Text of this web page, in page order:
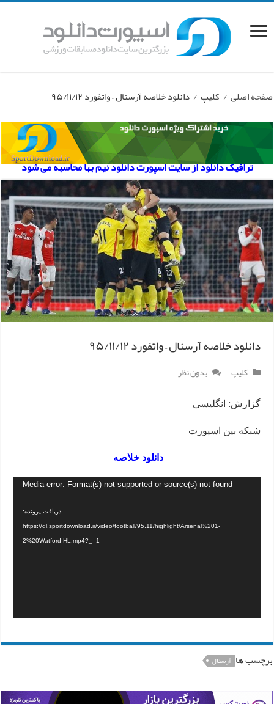
صفحه اصلی / کلیپ / دانلود خلاصه آرسنال – واتفورد ۹۵/۱۱/۱۲
ترافیک دانلود از سایت اسپورت دانلود نیم بها محاسبه می شود
دانلود خلاصه آرسنال – واتفورد ۹۵/۱۱/۱۲
کلیپ بدون نظر
گزارش: انگلیسی
شبکه بین اسپورت
دانلود خلاصه
Media error: Format(s) not supported or source(s) not found
دریافت پرونده:
https://dl.sportdownload.ir/video/football/95.11/highlight/Arsenal%201-
2%20Watford-HL.mp4?_=1
برچسب ها آرسنال